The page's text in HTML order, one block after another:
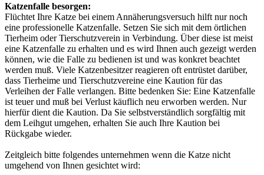
Katzenfalle besorgen:
Flüchtet Ihre Katze bei einem Annäherungsversuch hilft nur noch
eine professionelle Katzenfalle. Setzen Sie sich mit dem örtlichen
Tierheim oder Tierschutzverein in Verbindung. Über diese ist meist
eine Katzenfalle zu erhalten und es wird Ihnen auch gezeigt werden
können, wie die Falle zu bedienen ist und was konkret beachtet
werden muß. Viele Katzenbesitzer reagieren oft entrüstet darüber,
dass Tierheime und Tierschutzvereine eine Kaution für das
Verleihen der Falle verlangen. Bitte bedenken Sie: Eine Katzenfalle
ist teuer und muß bei Verlust käuflich neu erworben werden. Nur
hierfür dient die Kaution. Da Sie selbstverständlich sorgfältig mit
dem Leihgut umgehen, erhalten Sie auch Ihre Kaution bei
Rückgabe wieder.
Zeitgleich bitte folgendes unternehmen wenn die Katze nicht
umgehend von Ihnen gesichtet wird: